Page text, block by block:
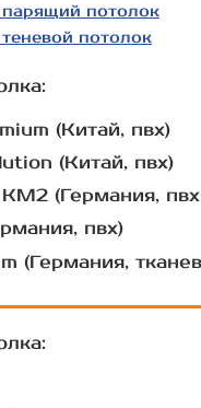
парящий потолок
потолок
(Китай, пвх)
(Китай, пвх)
КМ2 (Германия,
пвх)
(Германия,